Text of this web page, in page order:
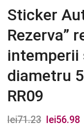
Sticker
Rezerva”
intemperii
diametru
RR09
lei71.23 Prețul
lei56.98